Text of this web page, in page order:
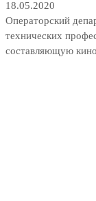
18.05.2020
Операторский
технических
составляющую